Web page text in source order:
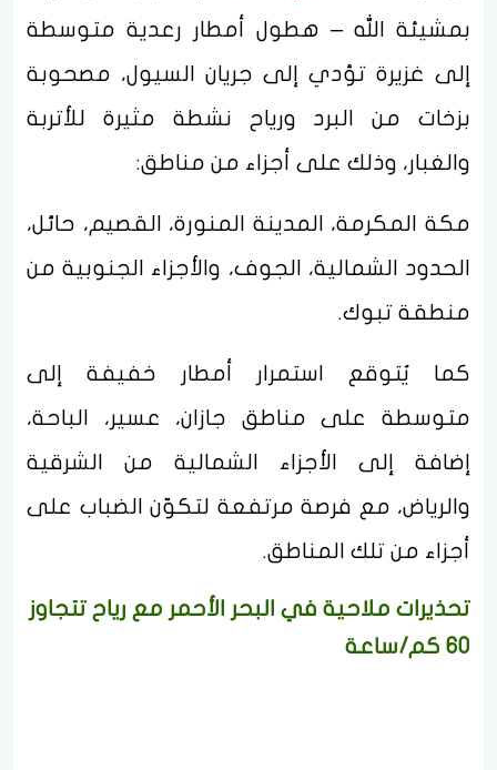
بمشيئة الله – هطول أمطار رعدية متوسطة
إلى غزيرة تؤدي إلى جريان السيول، مصحوبة
بزخات من البرد ورياح نشطة مثيرة للأتربة
والغبار، وذلك على أجزاء من مناطق:
مكة المكرمة، المدينة المنورة، القصيم، حائل،
الحدود الشمالية، الجوف، والأجزاء الجنوبية من
منطقة تبوك.
كما يُتوقع استمرار أمطار خفيفة إلى
متوسطة على مناطق جازان، عسير، الباحة،
إضافة إلى الأجزاء الشمالية من الشرقية
والرياض، مع فرصة مرتفعة لتكوّن الضباب على
أجزاء من تلك المناطق.
تحذيرات ملاحية في البحر الأحمر مع رياح تتجاوز
60 كم/ساعة